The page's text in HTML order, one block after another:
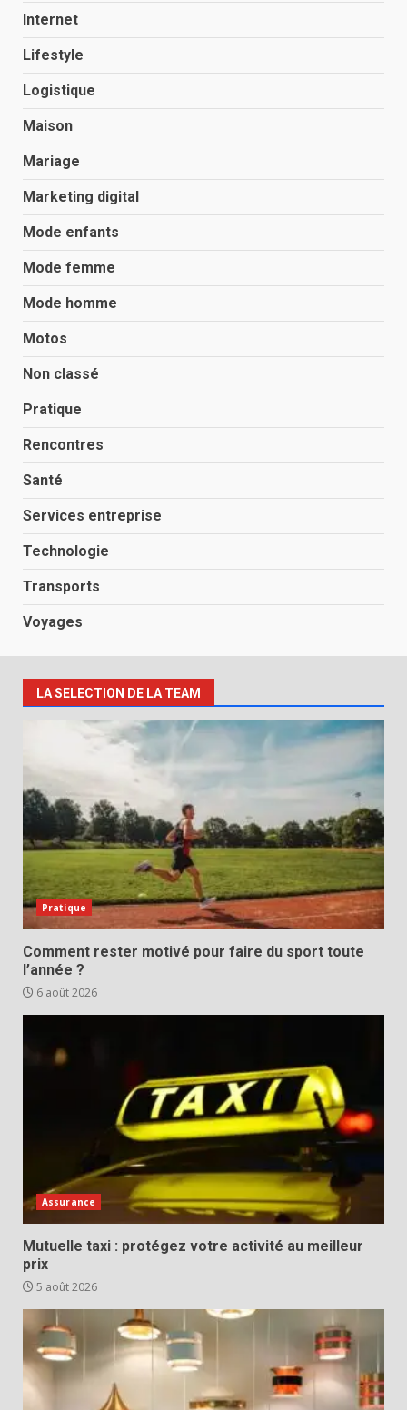
Internet
Lifestyle
Logistique
Maison
Mariage
Marketing digital
Mode enfants
Mode femme
Mode homme
Motos
Non classé
Pratique
Rencontres
Santé
Services entreprise
Technologie
Transports
Voyages
LA SELECTION DE LA TEAM
Pratique
Comment rester motivé pour faire du sport toute
l’année ?
6 août 2026
Assurance
Mutuelle taxi : protégez votre activité au meilleur
prix
5 août 2026